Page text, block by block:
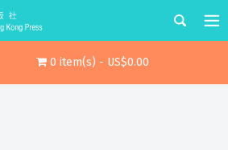
0 item(s) - US$0.00